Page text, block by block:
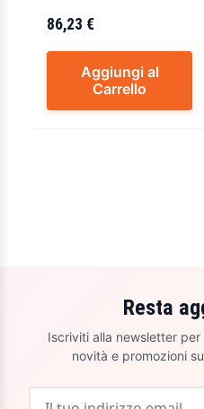
86,23 €
Aggiungi al
Carrello
Resta
Iscriviti alla newsletter
novità e promozioni